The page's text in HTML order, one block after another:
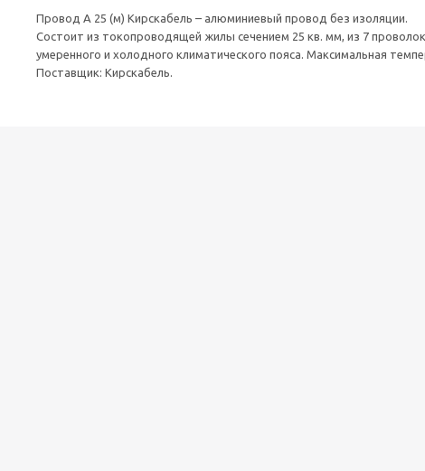
Провод А 25 (м) Кирскабель – алюминиевый провод без изоляции.
Состоит из токопроводящей жилы сечением 25 кв. мм, из 7
умеренного и холодного климатического пояса. Максимальная
Поставщик: Кирскабель.